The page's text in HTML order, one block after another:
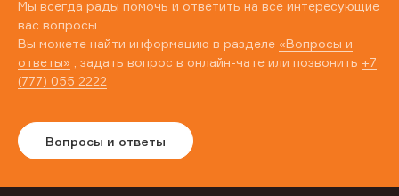
Мы всегда рады помочь и ответить на все интересующие
вас вопросы.
Вы можете найти информацию в разделе «Вопросы и
ответы» , задать вопрос в онлайн-чате или позвонить +7
(777) 055 2222
Вопросы и ответы